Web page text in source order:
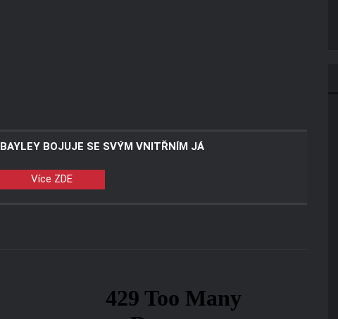
BAYLEY BOJUJE SE SVÝM VNITŘNÍM JÁ
Více ZDE